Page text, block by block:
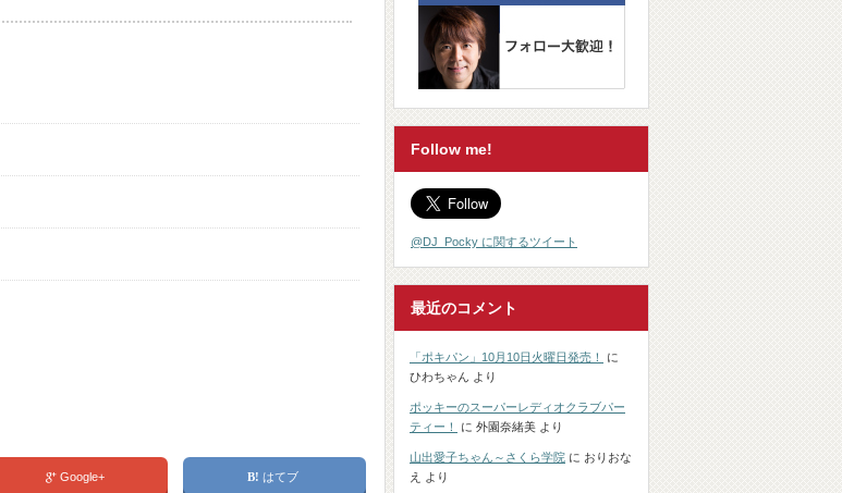
Google+ はてブ
Follow me!
@DJ_Pocky に関するツイート
最近のコメント
「ポキパン」10月10日火曜日発売！
に
ひわちゃん より
ポッキーのスーパーレディオクラブパー
ティー！
に 外園奈緒美 より
山出愛子ちゃん～さくら学院 に おりおな
え
より